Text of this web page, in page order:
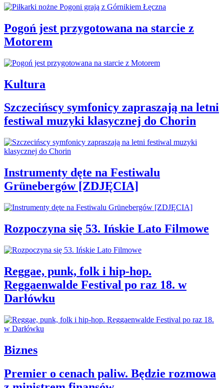
Pogoń jest przygotowana na starcie z
Motorem
Kultura
Szczecińscy symfonicy zapraszają na letni
festiwal muzyki klasycznej do Chorin
Instrumenty dęte na Festiwalu
Grünebergów [ZDJĘCIA]
Rozpoczyna się 53. Ińskie Lato Filmowe
Reggae, punk, folk i hip-hop.
Reggaenwalde Festival po raz 18. w
Darłówku
Biznes
Premier o cenach paliw. Będzie rozmowa